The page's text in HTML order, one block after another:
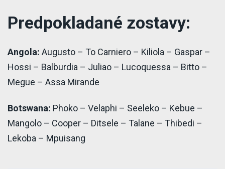
Predpokladané zostavy:
Angola: Augusto – To Carniero – Kiliola – Gaspar –
Hossi – Balburdia – Juliao – Lucoquessa – Bitto –
Megue – Assa Mirande
Botswana: Phoko – Velaphi – Seeleko – Kebue –
Mangolo – Cooper – Ditsele – Talane – Thibedi –
Lekoba – Mpuisang